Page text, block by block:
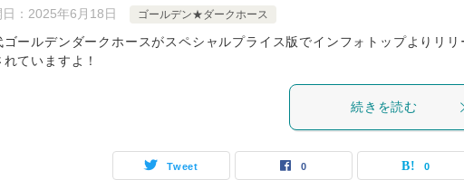
： 2025年6月18日 ゴールデン★ダークホース
ゴールデンダークホースがスペシャルプライス版でインフォトップよりリリ
れていますよ！
続きを読む
Tweet 0 0